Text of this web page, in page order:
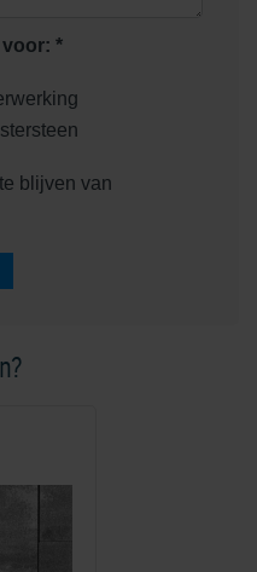
voor: *
blijven van